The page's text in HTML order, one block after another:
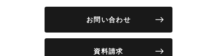
お問い合わせ
資料請求